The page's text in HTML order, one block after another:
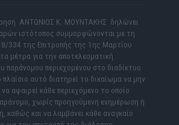
ΑΝΤΩΝΙΟΣ Κ. ΜΟΥΝΤΑΚΗΣ δηλώνει
ιστότοπος συμμορφώνονται με τη
334 της Επιτροπής της 1ης Μαρτίου
μέτρα για την αποτελεσματική
παράνομου περιεχομένου στο διαδίκτυο
πλαίσιο αυτό διατηρεί το δικαίωμα να μην
αφαιρεί κάθε περιεχόμενο το οποίο
παράνομο, χωρίς προηγούμενη ενημέρωση ή
καθώς και να λαμβάνει κάθε αναγκαίο